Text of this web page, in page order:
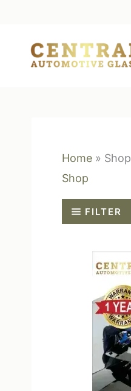
content
Home » Shop
Shop
FILTER